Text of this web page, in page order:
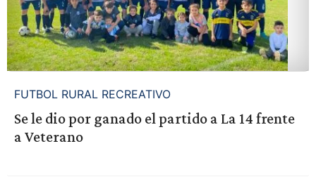
FUTBOL RURAL RECREATIVO
Se le dio por ganado el partido a La 14 frente
a Veterano